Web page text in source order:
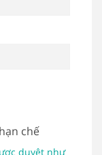
chế
duyệt như